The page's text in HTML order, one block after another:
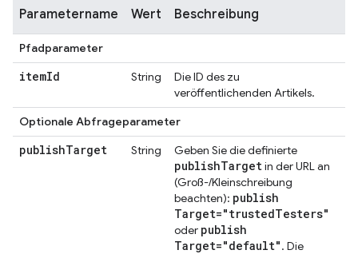
Parametername Wert Beschreibung
Pfadparameter
itemId String
Die ID des zu
veröffentlichenden Artikels.
Optionale Abfrageparameter
publishTarget String Geben Sie die definierte
publishTargetin der URL an
(Groß-/Kleinschreibung
beachten): publish
Target="trustedTesters"
oder publish
Target="default". Die